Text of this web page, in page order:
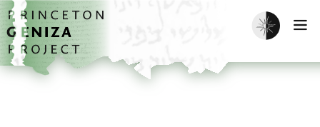
Skip to main content
home
Enable dark